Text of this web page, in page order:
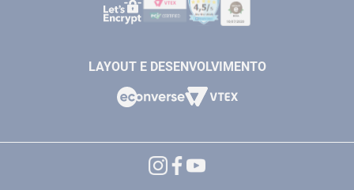
LAYOUT E DESENVOLVIMENTO